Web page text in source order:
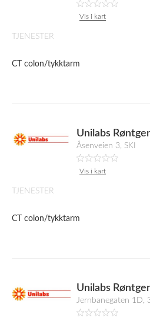
Vis i kart
TJENESTER
CT colon/tykktarm
Unilabs
Åsenveien 3, SKI
Vis i kart
TJENESTER
CT colon/tykktarm
Unilabs
Jernbanegaten 1D,